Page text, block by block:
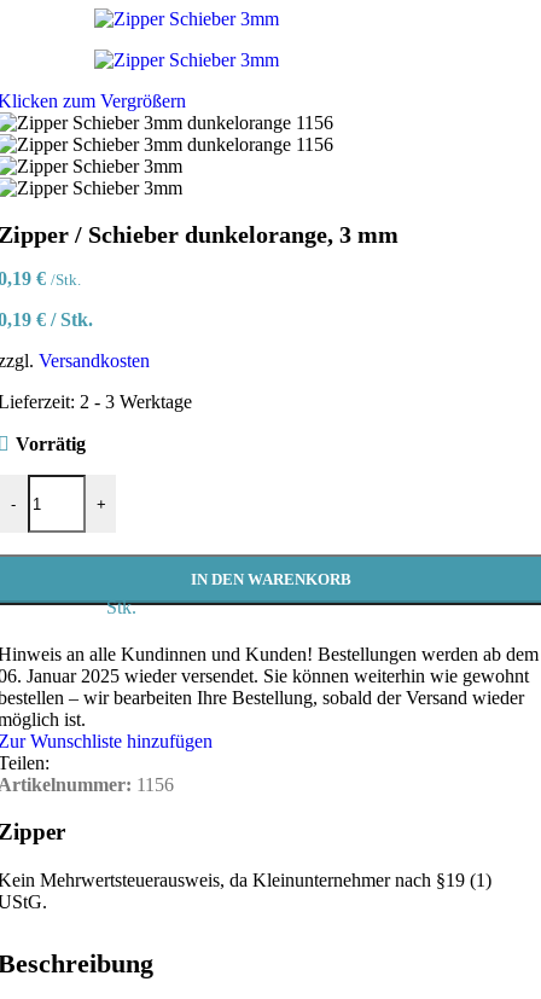
zum Vergrößern
/ Schieber dunkelorange, 3 mm
€ /Stk.
€ /Stk.
Versandkosten
2 - 3 Werktage
Vorrätig
-
/ Schieber dunkelorange, 3 mm Menge
+
Stk.
IN DEN WARENKORB
an alle Kundinnen und Kunden! Bestellungen werden ab dem
Januar 2025 wieder versendet. Sie können weiterhin wie gewohnt
– wir bearbeiten Ihre Bestellung, sobald der Versand wieder
ist.
Wunschliste hinzufügen
1156
Mehrwertsteuerausweis, da Kleinunternehmer nach §19 (1)